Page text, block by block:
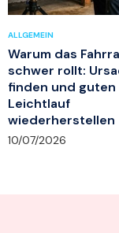
ALLGEMEIN
Warum das
schwer rollt:
finden und guten
Leichtlauf
wiederherstellen
10/07/2026